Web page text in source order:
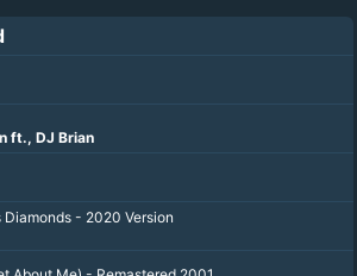
ft., DJ Brian
Diamonds - 2020 Version